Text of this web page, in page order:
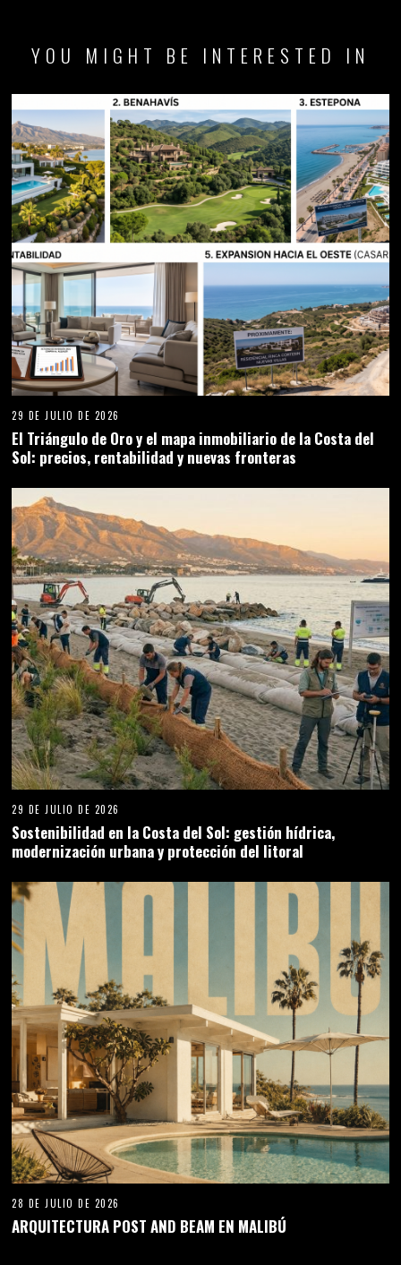
YOU MIGHT BE INTERESTED IN
29 DE JULIO DE 2026
El Triángulo de Oro y el mapa inmobiliario de la Costa del
Sol: precios, rentabilidad y nuevas fronteras
29 DE JULIO DE 2026
Sostenibilidad en la Costa del Sol: gestión hídrica,
modernización urbana y protección del litoral
28 DE JULIO DE 2026
ARQUITECTURA POST AND BEAM EN MALIBÚ